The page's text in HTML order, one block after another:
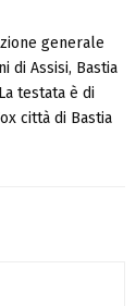
generale
di Assisi, Bastia
testata è di
città di Bastia